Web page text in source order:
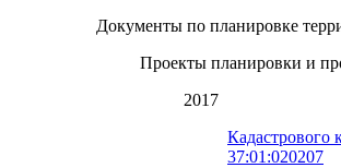
Документы по планировке
Проекты планировки и
2017
Кадастрового
37:01:020207